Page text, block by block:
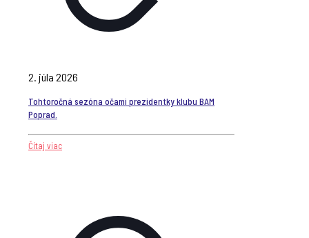
2. júla 2026
Tohtoročná sezóna očami prezidentky klubu BAM
Poprad.
Čítaj viac